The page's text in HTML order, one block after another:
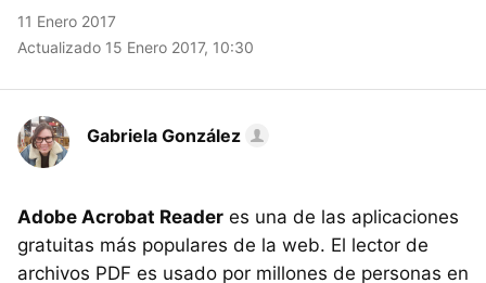
11 Enero 2017
Actualizado 15 Enero 2017, 10:30
Gabriela González
Adobe Acrobat Reader es una de las aplicaciones
gratuitas más populares de la web. El lector de
archivos PDF es usado por millones de personas en